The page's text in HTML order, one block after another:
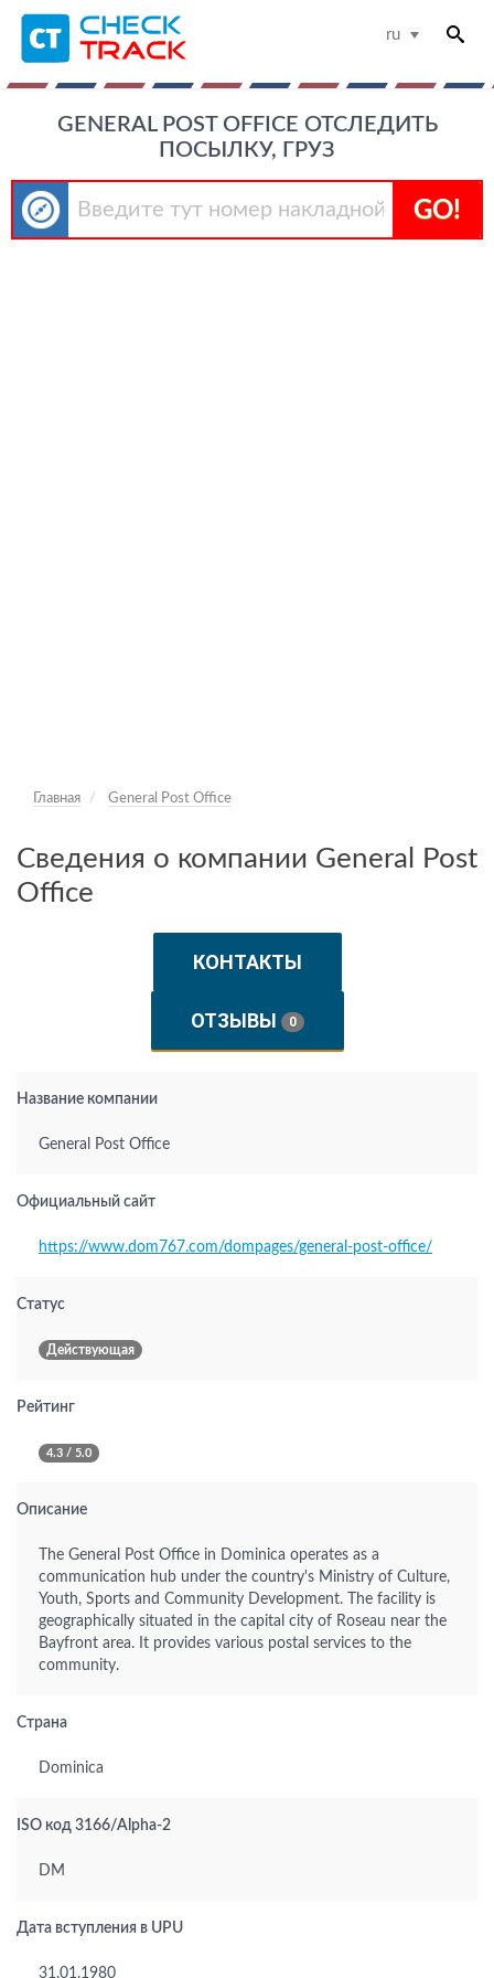
ru
GENERAL POST OFFICE ОТСЛЕДИТЬ
ПОСЫЛКУ, ГРУЗ
GO!
Главная General Post Office
Сведения о компании General Post
Office
КОНТАКТЫ
ОТЗЫВЫ 0
Название компании
General Post Office
Официальный сайт
https://www.dom767.com/dompages/general-post-office/
Статус
Действующая
Рейтинг
4.3 / 5.0
Описание
The General Post Office in Dominica operates as a
communication hub under the country's Ministry of Culture,
Youth, Sports and Community Development. The facility is
geographically situated in the capital city of Roseau near the
Bayfront area. It provides various postal services to the
community.
Страна
Dominica
ISO код 3166/Alpha-2
DM
Дата вступления в UPU
31.01.1980